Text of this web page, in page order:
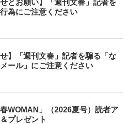
せとお願い】「週刊文春」記者を
為にご注意ください
せ】「週刊文春」記者を騙る「な
ール」にご注意ください
春WOMAN」（2026夏号）読者ア
プレゼント